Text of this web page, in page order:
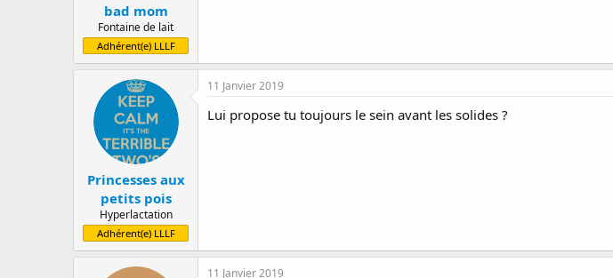
bad mom
Fontaine de lait
Adhérent(e) LLLF
Princesses aux
petits pois
Hyperlactation
Adhérent(e) LLLF
11 Janvier 2019
Lui propose tu toujours le sein avant les solides ?
11 Janvier 2019